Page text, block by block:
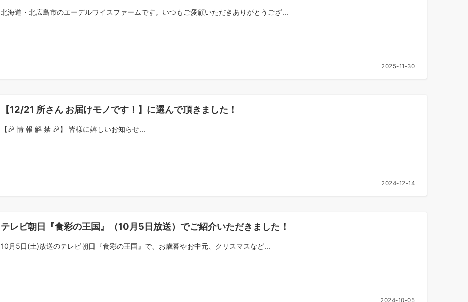
北海道・北広島市のエーデルワイスファームです。いつもご愛顧いただきありがとうござ...
2025-11-30
【12/21 所さん お届けモノです！】に選んで頂きました！
【🎉 情 報 解 禁 🎉】 皆様に嬉しいお知らせ...
2024-12-14
テレビ朝日『食彩の王国』（10月5日放送）でご紹介いただきました！
10月5日(土)放送のテレビ朝日『食彩の王国』で、お歳暮やお中元、クリスマスなど...
2024-10-05